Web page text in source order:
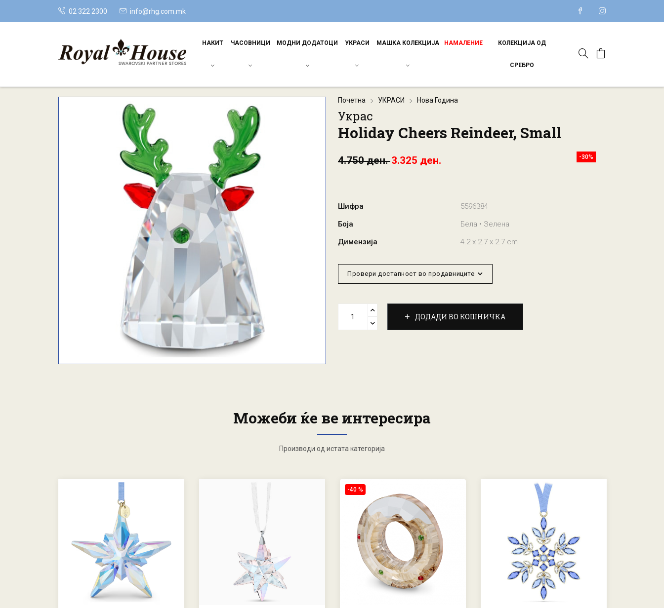
02 322 2300 info@rhg.com.mk
НАКИТ ЧАСОВНИЦИ МОДНИ ДОДАТОЦИ УКРАСИ МАШКА КОЛЕКЦИЈА НАМАЛЕНИЕ КОЛЕКЦИЈА ОД
СРЕБРО
Почетна УКРАСИ Нова Година
Украс
Holiday Cheers Reindeer, Small
4.750 ден.3.325 ден. -30%
Шифра
5596384
Боја
Бела • Зелена
Димензија
4.2 x 2.7 x 2.7 cm
Провери достапност во продавниците
ДОДАДИ ВО КОШНИЧКА
Можеби ќе ве интересира
Производи од истата категорија
-40 %